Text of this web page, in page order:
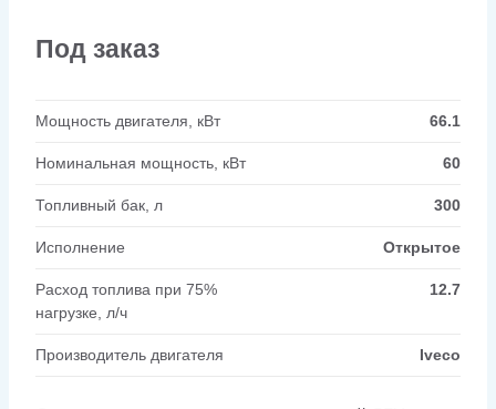
Под заказ
Мощность двигателя, кВт 66.1
Номинальная мощность, кВт 60
Топливный бак, л 300
Исполнение Открытое
Расход топлива при 75%
нагрузке, л/ч
12.7
Производитель двигателя Iveco